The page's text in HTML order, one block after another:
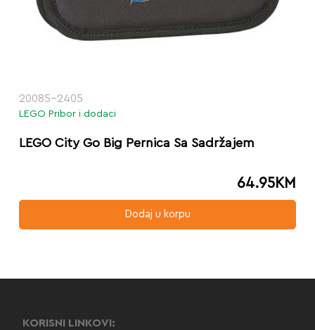
20085-2405
LEGO Pribor i dodaci
LEGO City Go Big Pernica Sa Sadržajem
64.95KM
Dodaj u korpu
KORISNI LINKOVI: